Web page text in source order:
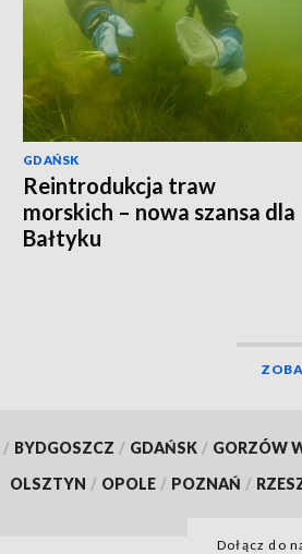
GDAŃSK
Reintrodukcja traw
morskich – nowa szansa dla
Bałtyku
/ BYDGOSZCZ / GDAŃSK / GORZÓW
OLSZTYN / OPOLE / POZNAŃ /
Dołącz do